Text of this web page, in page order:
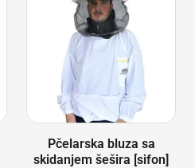
Pčelarska bluza sa
skidanjem šešira [sifon]